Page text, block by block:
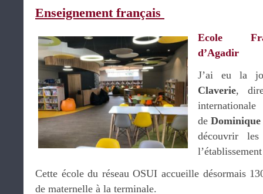
Enseignement français
Ecole
d’Agadir
J’ai eu la
Claverie,
de
découvrir les
Cette école du réseau OSUI accueille désormais
de maternelle à la terminale.